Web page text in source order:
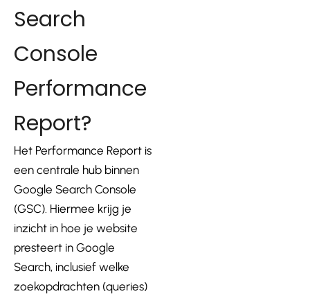
Search
Console
Performance
Report?
Het Performance Report is
een centrale hub binnen
Google Search Console
(GSC). Hiermee krijg je
inzicht in hoe je website
presteert in Google
Search, inclusief welke
zoekopdrachten (queries)